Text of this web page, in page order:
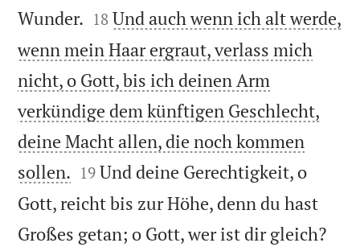
Wunder. 

18 Und auch wenn ich alt werde,
wenn mein Haar ergraut, verlass mich
nicht, o Gott, bis ich deinen Arm
verkündige dem künftigen Geschlecht,
deine Macht allen, die noch kommen
sollen. 

19 Und deine Gerechtigkeit, o
Gott, reicht bis zur Höhe, denn du hast
Großes getan; o Gott, wer ist dir gleich?